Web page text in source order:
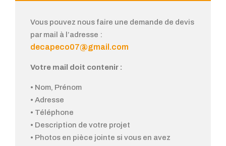
Vous pouvez nous faire une demande de devis
par mail à l’adresse :
decapeco07@gmail.com
Votre mail doit contenir :
• Nom, Prénom
• Adresse
• Téléphone
• Description de votre projet
• Photos en pièce jointe si vous en avez